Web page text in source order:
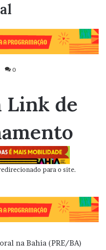
0
Link de
para o site.
na Bahia (PRE/BA)